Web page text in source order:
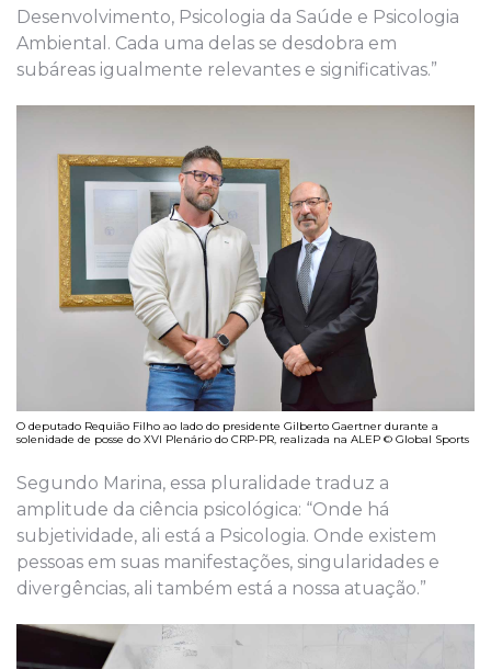
Desenvolvimento, Psicologia da Saúde e Psicologia
Ambiental. Cada uma delas se desdobra em
subáreas igualmente relevantes e significativas.”
O deputado Requião Filho ao lado do presidente Gilberto Gaertner durante a
solenidade de posse do XVI Plenário do CRP-PR, realizada na ALEP © Global Sports
Segundo Marina, essa pluralidade traduz a
amplitude da ciência psicológica: “Onde há
subjetividade, ali está a Psicologia. Onde existem
pessoas em suas manifestações, singularidades e
divergências, ali também está a nossa atuação.”